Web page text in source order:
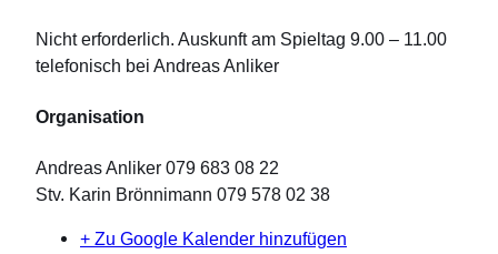
Nicht erforderlich. Auskunft am Spieltag 9.00 – 11.00
telefonisch bei Andreas Anliker
Organisation
Andreas Anliker 079 683 08 22
Stv. Karin Brönnimann 079 578 02 38
+ Zu Google Kalender hinzufügen